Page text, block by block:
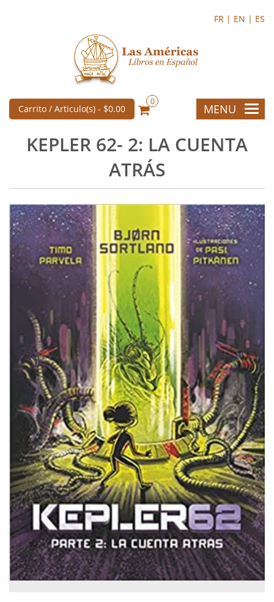
FR | EN | ES
Carrito / Articulo(s) - $0.00
0
MENU
KEPLER 62- 2: LA CUENTA
ATRÁS